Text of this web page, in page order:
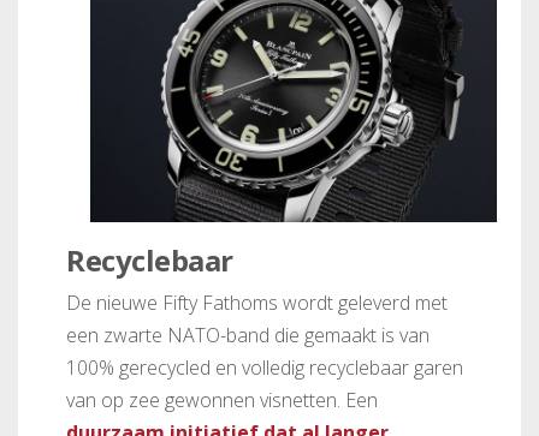
Recyclebaar
De nieuwe Fifty Fathoms wordt geleverd met
een zwarte NATO-band die gemaakt is van
100% gerecycled en volledig recyclebaar garen
van op zee gewonnen visnetten. Een